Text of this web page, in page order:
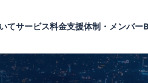
てサービス料金支援体制・メンバー